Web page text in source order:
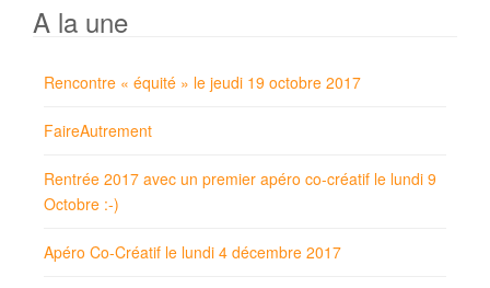
A la une
Rencontre « équité » le jeudi 19 octobre 2017
FaireAutrement
Rentrée 2017 avec un premier apéro co-créatif le lundi 9
Octobre :-)
Apéro Co-Créatif le lundi 4 décembre 2017